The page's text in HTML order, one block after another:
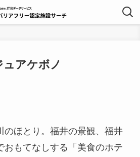
アケボノ
のほとり。福井の景観、福井
おもてなしする「美食のホテ